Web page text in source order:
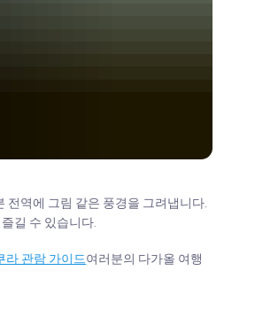
전역에 그림 같은 풍경을 그려냅니다.
길 수 있습니다.
라 관람 가이드여러분의 다가올 여행